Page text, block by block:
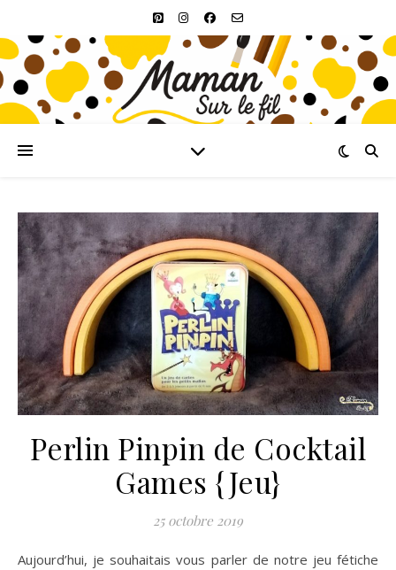
Perlin Pinpin de Cocktail
Games {Jeu}
25 octobre 2019
Aujourd’hui, je souhaitais vous parler de notre jeu fétiche